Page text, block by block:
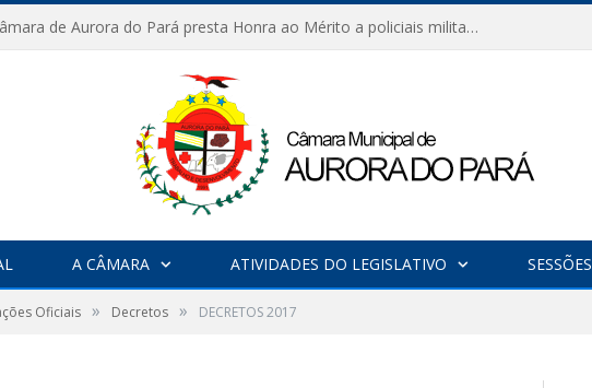
Câmara de Aurora do Pará presta Honra ao Mérito a policiais militares em sessão marcada por reconhecimento e emoção
A CÂMARA ATIVIDADES DO LEGISLATIVO SESSÕES
Oficiais » Decretos » DECRETOS 2017